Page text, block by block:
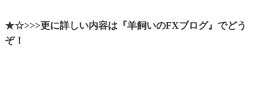
★☆>>>更に詳しい内容は『羊飼いのFXブログ』でどう
ぞ！